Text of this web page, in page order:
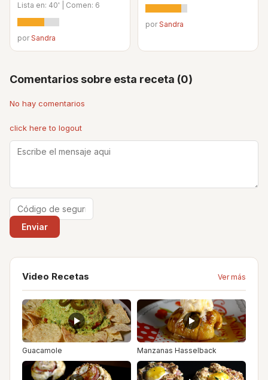
Lista en: 40' | Comen: 6
porSandra
porSandra
Comentarios sobre esta receta (0)
No hay comentarios
click here to logout
Video Recetas Ver más
Guacamole Manzanas Hasselback